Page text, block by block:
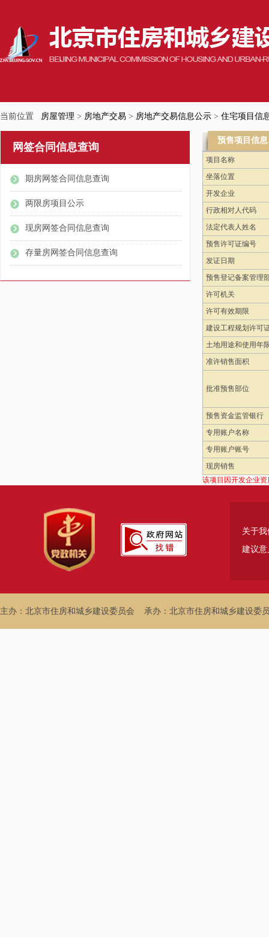
当前位置 房屋管理 > 房地产交易 > 房地产交易信息公示 > 住宅项目信
网签合同信息查询
期房网签合同信息查询
两限房项目公示
现房网签合同信息查询
存量房网签合同信息查询
预售项目信息
项目名称
坐落位置
开发企业
行政相对人代码
法定代表人姓名
预售许可证编号
发证日期
预售登记备案管理
许可机关
许可有效期限
建设工程规划许可
土地用途和使用年
准许销售面积
批准预售部位
预售资金监管银行
专用账户名称
专用账户账号
现房销售
该项目因开发企业
关于我
建议意
主办：北京市住房和城乡建设委员会 承办：北京市住房和城乡建设委